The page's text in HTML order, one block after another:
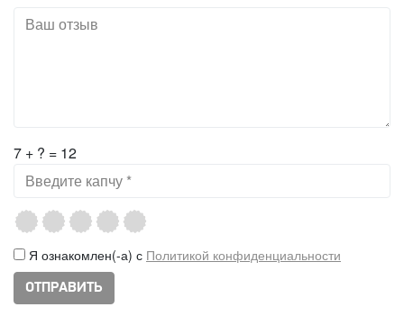
7 + ? = 12
Я ознакомлен(-а) с Политикой конфиденциальности